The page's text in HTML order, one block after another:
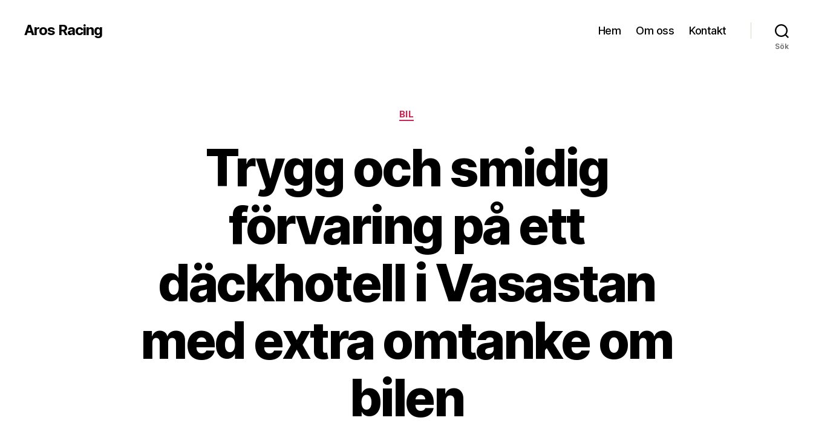
Aros Racing Hem Om oss Kontakt
Sök
Kategorier
BIL
Trygg och smidig
förvaring på ett
däckhotell i Vasastan
med extra omtanke om
bilen